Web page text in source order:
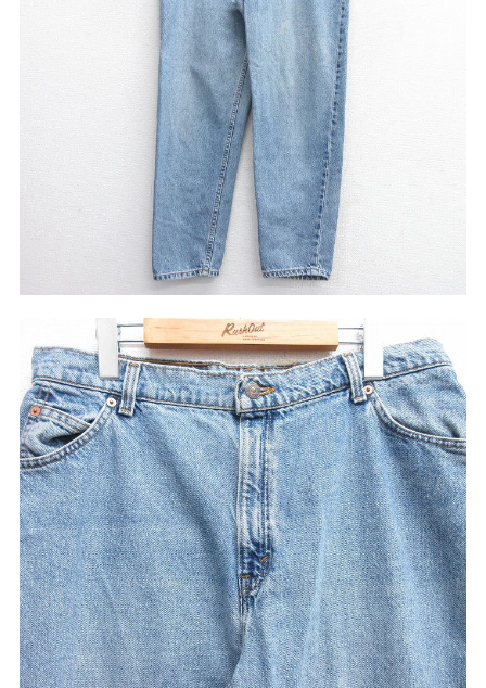
ハ行 マ行
アイテムから探す
ジャケット スウェット セーター
長袖シャツ 半袖シャツ Tシャツ
レディース 子供服
雑貨/小物
Search by Particularこだわりから探す
Search by Sizeサイズから探す（メンズ）
ジャケット XS S M L XL
スウェット XS S M L XL
長袖シャツ XS S M L XL